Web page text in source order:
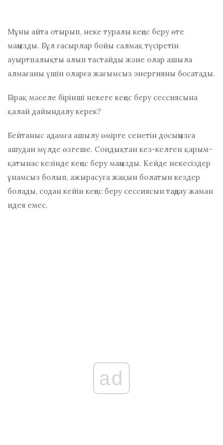
Мұны айта отырып, неке туралы кеңес беру өте
маңызды. Бұл ғасырлар бойы салмақ түсіретін
ауыртпалықты алып тастайды және олар ашыла
алмағаны үшін оларға жағымсыз энергияны босатады.
Бірақ мәселе бірінші некеге кеңес беру сессиясына
қалай дайындалу керек?
Бейтаныс адамға ашылу өмірге сенетін досыңызға
ашудан мүлде өзгеше. Сондықтан кез-келген қарым-
қатынас кезінде кеңес беру маңызды. Кейде некесіздер
ұнамсыз болып, ажырасуға жақын болатын кездер
болады, содан кейін кеңес беру сессиясын таңдау жаман
идея емес.
ad